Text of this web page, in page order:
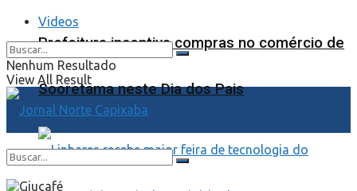
Prefeitura incentiva compras no comércio de
Sooretama neste Dia dos Pais
Videos
Nenhum Resultado
View All Result